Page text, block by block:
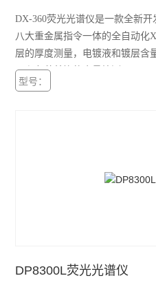
DX-360荧光光谱仪是一款全新
八大重金属指令一体的全自动化
层的厚度测量，电镀液和镀层含
属和各种首饰的含量检测。
型号：
DP8300L荧光光谱仪